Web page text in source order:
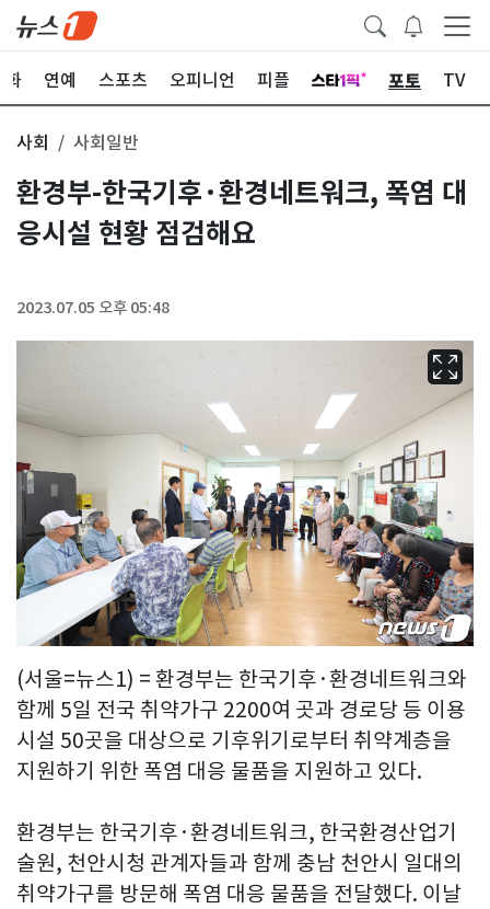
화 연예 스포츠 오피니언 피플 포토 TV
사회 사회일반
환경부-한국기후·환경네트워크, 폭염 대
응시설 현황 점검해요
2023.07.05 오후 05:48
(서울=뉴스1) = 환경부는 한국기후·환경네트워크와
함께 5일 전국 취약가구 2200여 곳과 경로당 등 이용
시설 50곳을 대상으로 기후위기로부터 취약계층을
지원하기 위한 폭염 대응 물품을 지원하고 있다.
환경부는 한국기후·환경네트워크, 한국환경산업기
술원, 천안시청 관계자들과 함께 충남 천안시 일대의
취약가구를 방문해 폭염 대응 물품을 전달했다. 이날